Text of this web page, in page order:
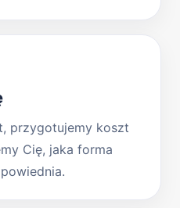
przygotujemy koszt
Cię, jaka forma